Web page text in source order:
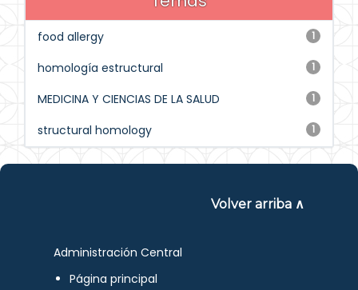
1
food allergy
1
homología estructural
1
MEDICINA Y CIENCIAS DE LA SALUD
1
structural homology
Volver arriba ∧
Administración Central
Página principal